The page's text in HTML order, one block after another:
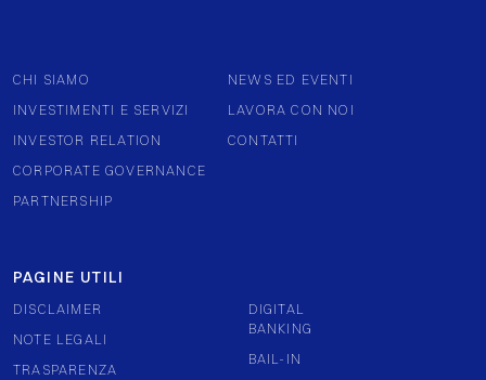
CHI SIAMO
INVESTIMENTI E SERVIZI
INVESTOR RELATION
CORPORATE GOVERNANCE
PARTNERSHIP
NEWS ED EVENTI
LAVORA CON NOI
CONTATTI
PAGINE UTILI
DISCLAIMER
NOTE LEGALI
TRASPARENZA
DIGITAL
BANKING
BAIL-IN